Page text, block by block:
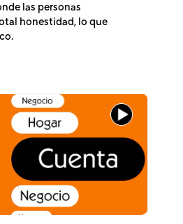
las personas
honestidad, lo que